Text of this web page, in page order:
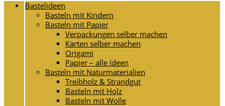
Bastelideen
Basteln mit Kindern
Basteln mit Papier
Verpackungen selber machen
Karten selber machen
Origami
Papier – alle Ideen
Basteln mit Naturmaterialien
Treibholz & Strandgut
Basteln mit Holz
Basteln mit Wolle